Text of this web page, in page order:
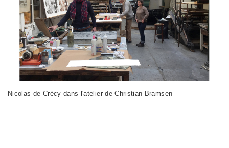
Nicolas de Crécy dans l'atelier de Christian Bramsen